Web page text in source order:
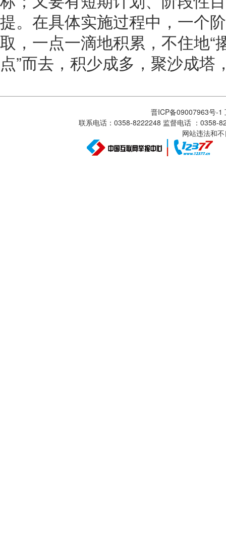
提。在具体实施过程中，一个
取，一点一滴地积累，不住地“
点”而去，积少成多，聚沙成塔
晋ICP备09007963号-1
联系电话：0358-8222248 监督电话 ：
网站违法和